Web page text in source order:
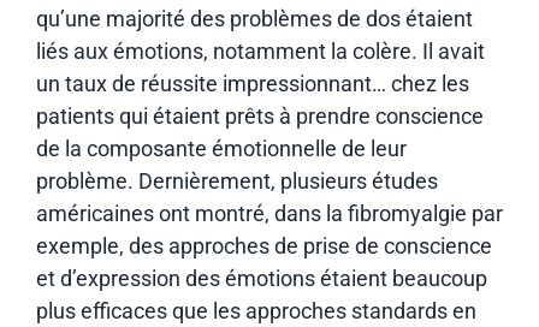
qu’une majorité des problèmes de dos étaient
liés aux émotions, notamment la colère. Il avait
un taux de réussite impressionnant… chez les
patients qui étaient prêts à prendre conscience
de la composante émotionnelle de leur
problème. Dernièrement, plusieurs études
américaines ont montré, dans la fibromyalgie par
exemple, des approches de prise de conscience
et d’expression des émotions étaient beaucoup
plus efficaces que les approches standards en